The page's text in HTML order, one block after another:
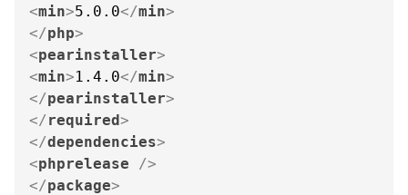
<min>5.0.0</min>
</php>
<pearinstaller>
<min>1.4.0</min>
</pearinstaller>
</required>
</dependencies>
<phprelease />
</package>